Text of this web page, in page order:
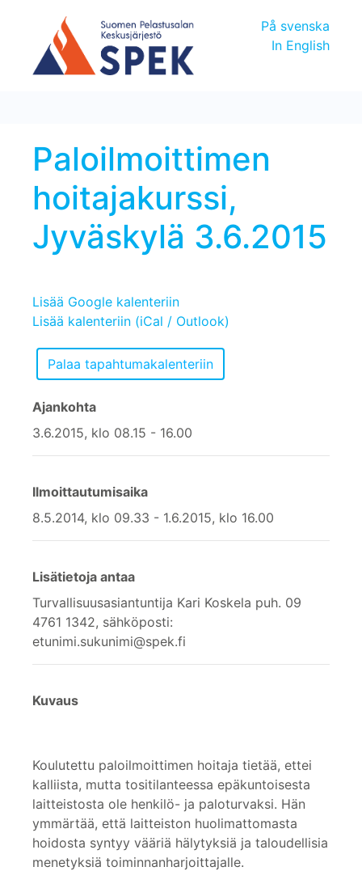
På svenska
In English
Paloilmoittimen
hoitajakurssi,
Jyväskylä 3.6.2015
Lisää Google kalenteriin
Lisää kalenteriin (iCal / Outlook)
Ajankohta
3.6.2015, klo 08.15 - 16.00
Ilmoittautumisaika
8.5.2014, klo 09.33 - 1.6.2015, klo 16.00
Lisätietoja antaa
Turvallisuusasiantuntija Kari Koskela puh. 09
4761 1342, sähköposti:
etunimi.sukunimi@spek.fi
Kuvaus
Koulutettu paloilmoittimen hoitaja tietää, ettei
kalliista, mutta tositilanteessa epäkuntoisesta
laitteistosta ole henkilö- ja paloturvaksi. Hän
ymmärtää, että laitteiston huolimattomasta
hoidosta syntyy vääriä hälytyksiä ja taloudellisia
menetyksiä toiminnanharjoittajalle.